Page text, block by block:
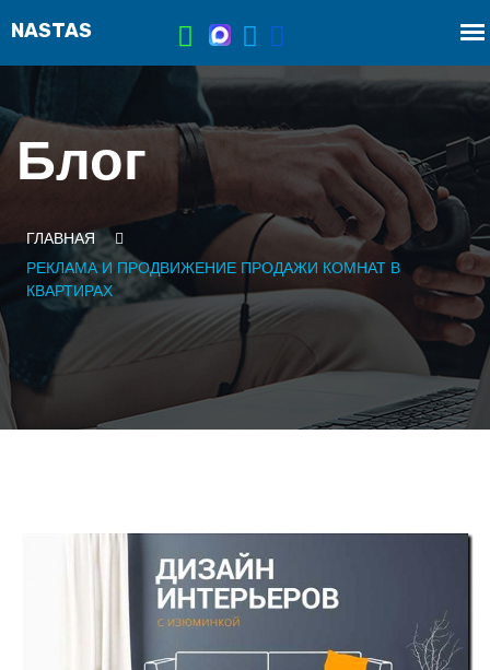
Блог
ГЛАВНАЯ
РЕКЛАМА И ПРОДВИЖЕНИЕ ПРОДАЖИ КОМНАТ В
КВАРТИРАХ